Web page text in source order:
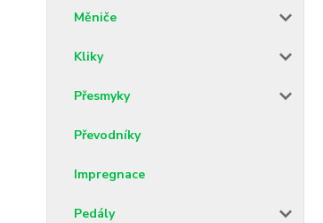
Měniče
Kliky
Přesmyky
Převodníky
Impregnace
Pedály